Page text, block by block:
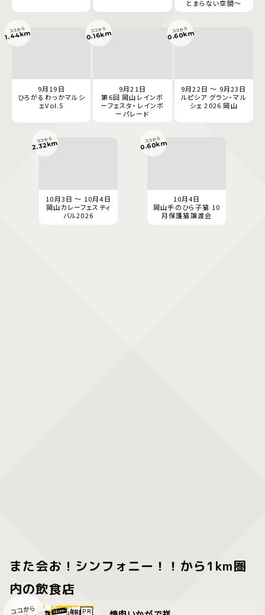
とまらない空間～
9月19日
ひろがるわっかマルシ
ェVol.5
ココから
1.44km
9月21日
第6回 岡山レインボ
ーフェスタ・レインボ
ーパレード
ココから
0.16km
9月22日 ～ 9月23日
ルピシア グラン・マル
シェ 2026 岡山
ココから
0.60km
10月3日 ～ 10月4日
岡山カレーフェスティ
バル2026
ココから
2.32km
10月4日
岡山手のひら子猫 10
月保護猫譲渡会
ココから
0.60km
また会お！シンフォニー！！から1km圏
内の飲食店
ココから